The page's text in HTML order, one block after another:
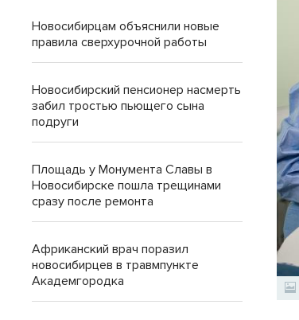
Новосибирцам объяснили новые
правила сверхурочной работы
Новосибирский пенсионер насмерть
забил тростью пьющего сына
подруги
Площадь у Монумента Славы в
Новосибирске пошла трещинами
сразу после ремонта
Африканский врач поразил
новосибирцев в травмпункте
Академгородка